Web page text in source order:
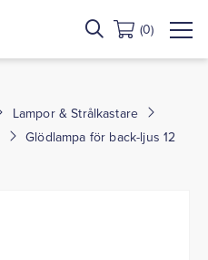
(0)
Lampor & Strålkastare
Glödlampa för back-ljus 12